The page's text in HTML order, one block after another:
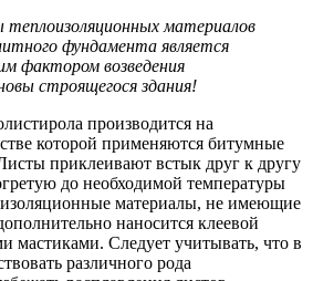
материалов
фундамента является
фактором возведения
строящегося здания!
производится на
которой применяются битумные
приклеивают встык друг к другу
до необходимой температуры
материалы, не имеющие
наносится клеевой
мастиками. Следует учитывать, что в
различного рода